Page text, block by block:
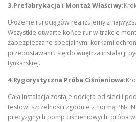
3.Prefabrykacja i Montaż Właściwy:
Ułożenie rurociągów realizujemy z
Wszystkie otwarte końce rur w trakcie
zabezpieczane specjalnymi korkami
przedostawaniu się do wnętrza instalacji
tynkarskiej.
4.Rygorystyczna Próba Ciśnieniowa:
Cała instalacja zostaje odcięta od sieci i
testowi szczelności zgodnie z normą PN-
precyzyjnych pomp ciśnieniowych: próba